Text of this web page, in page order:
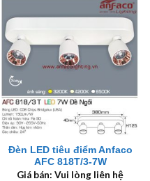
Đèn LED tiêu điểm Anfaco
AFC 818T/3-7W
Giá bán: Vui lòng liên hệ